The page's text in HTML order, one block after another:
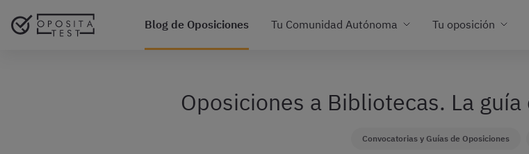
Blog de Oposiciones Tu Comunidad Autónoma Tu oposición
Oposiciones a Bibliotecas. La
Convocatorias y Guías de Oposiciones